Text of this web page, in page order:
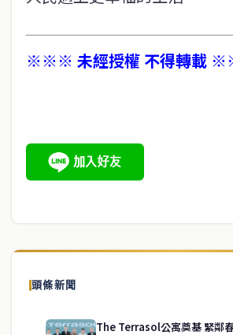
※※※ 未經授權 不得轉載
頭條新聞
The Terrasol公寓奠基 緊鄰